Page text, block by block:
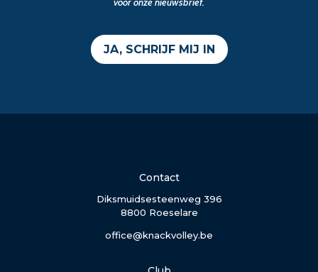
JA, SCHRIJF MIJ IN
Contact
Diksmuidsesteenweg 396
8800 Roeselare
office@knackvolley.be